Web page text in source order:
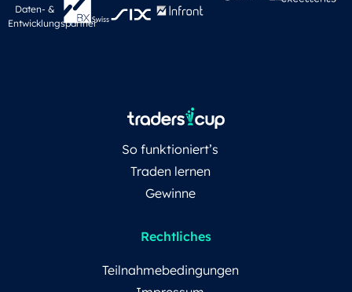
Daten- &
Entwicklungspartner
So funktioniert’s
Traden lernen
Gewinne
Rechtliches
Teilnahmebedingungen